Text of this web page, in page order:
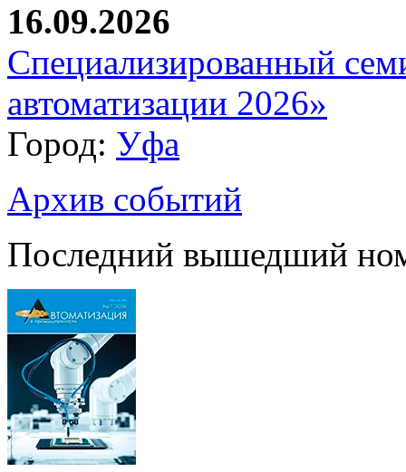
16.09.2026
Специализированный
автоматизации 2026»
Город: Уфа
Архив событий
Последний вышедший